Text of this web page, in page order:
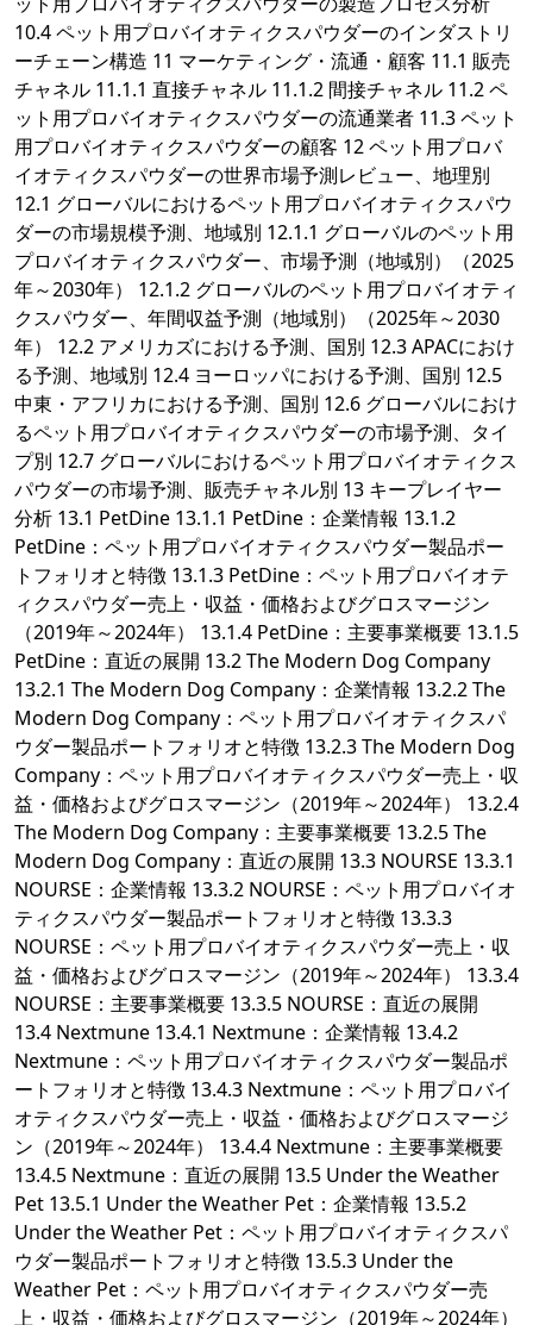
10.4 ペット用プロバイオティクスパウダーのインダストリ
ーチェーン構造 11 マーケティング・流通・顧客 11.1 販売
チャネル 11.1.1 直接チャネル 11.1.2 間接チャネル 11.2 ペ
ット用プロバイオティクスパウダーの流通業者 11.3 ペット
用プロバイオティクスパウダーの顧客 12 ペット用プロバ
イオティクスパウダーの世界市場予測レビュー、地理別
12.1 グローバルにおけるペット用プロバイオティクスパウ
ダーの市場規模予測、地域別 12.1.1 グローバルのペット用
プロバイオティクスパウダー、市場予測（地域別）（2025
年～2030年） 12.1.2 グローバルのペット用プロバイオティ
クスパウダー、年間収益予測（地域別）（2025年～2030
年） 12.2 アメリカズにおける予測、国別 12.3 APACにおけ
る予測、地域別 12.4 ヨーロッパにおける予測、国別 12.5
中東・アフリカにおける予測、国別 12.6 グローバルにおけ
るペット用プロバイオティクスパウダーの市場予測、タイ
プ別 12.7 グローバルにおけるペット用プロバイオティクス
パウダーの市場予測、販売チャネル別 13 キープレイヤー
分析 13.1 PetDine 13.1.1 PetDine：企業情報 13.1.2
PetDine：ペット用プロバイオティクスパウダー製品ポー
トフォリオと特徴 13.1.3 PetDine：ペット用プロバイオテ
ィクスパウダー売上・収益・価格およびグロスマージン
（2019年～2024年） 13.1.4 PetDine：主要事業概要 13.1.5
PetDine：直近の展開 13.2 The Modern Dog Company
13.2.1 The Modern Dog Company：企業情報 13.2.2 The
Modern Dog Company：ペット用プロバイオティクスパ
ウダー製品ポートフォリオと特徴 13.2.3 The Modern Dog
Company：ペット用プロバイオティクスパウダー売上・収
益・価格およびグロスマージン（2019年～2024年） 13.2.4
The Modern Dog Company：主要事業概要 13.2.5 The
Modern Dog Company：直近の展開 13.3 NOURSE 13.3.1
NOURSE：企業情報 13.3.2 NOURSE：ペット用プロバイオ
ティクスパウダー製品ポートフォリオと特徴 13.3.3
NOURSE：ペット用プロバイオティクスパウダー売上・収
益・価格およびグロスマージン（2019年～2024年） 13.3.4
NOURSE：主要事業概要 13.3.5 NOURSE：直近の展開
13.4 Nextmune 13.4.1 Nextmune：企業情報 13.4.2
Nextmune：ペット用プロバイオティクスパウダー製品ポ
ートフォリオと特徴 13.4.3 Nextmune：ペット用プロバイ
オティクスパウダー売上・収益・価格およびグロスマージ
ン（2019年～2024年） 13.4.4 Nextmune：主要事業概要
13.4.5 Nextmune：直近の展開 13.5 Under the Weather
Pet 13.5.1 Under the Weather Pet：企業情報 13.5.2
Under the Weather Pet：ペット用プロバイオティクスパ
ウダー製品ポートフォリオと特徴 13.5.3 Under the
Weather Pet：ペット用プロバイオティクスパウダー売
上・収益・価格およびグロスマージン（2019年～2024年）